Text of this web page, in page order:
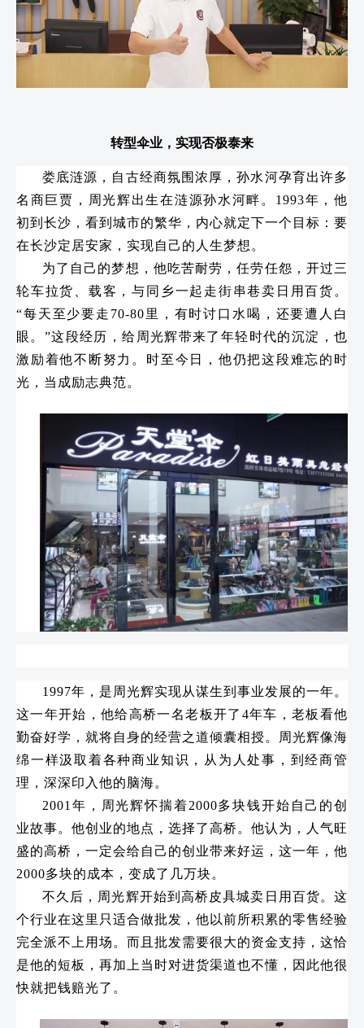
转型伞业，实现否极泰来
娄底涟源，自古经商氛围浓厚，孙水河孕育出许多
名商巨贾，周光辉出生在涟源孙水河畔。1993年，他
初到长沙，看到城市的繁华，内心就定下一个目标：要
在长沙定居安家，实现自己的人生梦想。
为了自己的梦想，他吃苦耐劳，任劳任怨，开过三
轮车拉货、载客，与同乡一起走街串巷卖日用百货。
“每天至少要走70-80里，有时讨口水喝，还要遭人白
眼。”这段经历，给周光辉带来了年轻时代的沉淀，也
激励着他不断努力。时至今日，他仍把这段难忘的时
光，当成励志典范。
1997年，是周光辉实现从谋生到事业发展的一年。
这一年开始，他给高桥一名老板开了4年车，老板看他
勤奋好学，就将自身的经营之道倾囊相授。周光辉像海
绵一样汲取着各种商业知识，从为人处事，到经商管
理，深深印入他的脑海。
2001年，周光辉怀揣着2000多块钱开始自己的创
业故事。他创业的地点，选择了高桥。他认为，人气旺
盛的高桥，一定会给自己的创业带来好运，这一年，他
2000多块的成本，变成了几万块。
不久后，周光辉开始到高桥皮具城卖日用百货。这
个行业在这里只适合做批发，他以前所积累的零售经验
完全派不上用场。而且批发需要很大的资金支持，这恰
是他的短板，再加上当时对进货渠道也不懂，因此他很
快就把钱赔光了。